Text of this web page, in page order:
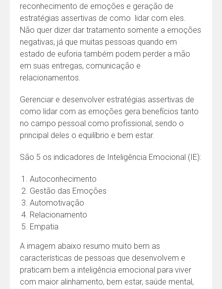
reconhecimento de emoções e geração de
estratégias assertivas de como lidar com eles.
Não quer dizer dar tratamento somente a emoções
negativas, já que muitas pessoas quando em
estado de euforia também podem perder a mão
em suas entregas, comunicação e
relacionamentos.
Gerenciar e desenvolver estratégias assertivas de
como lidar com as emoções gera benefícios tanto
no campo pessoal como profissional, sendo o
principal deles o equilíbrio e bem estar.
São 5 os indicadores de Inteligência Emocional (IE):
Autoconhecimento
Gestão das Emoções
Automotivação
Relacionamento
Empatia
A imagem abaixo resumo muito bem as
características de pessoas que desenvolvem e
praticam bem a inteligência emocional para viver
com maior alinhamento, bem estar, saúde mental,